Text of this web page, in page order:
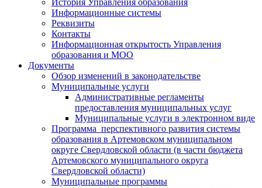
История Управления образования
Информационные системы
Реквизиты
Контакты
Информационная открытость Управления
образования и МОО
Документы
Обзор изменений в законодательстве
Муниципальные услуги
Административные регламенты
предоставления муниципальных услуг
Муниципальные услуги в электронном виде
Программа перспективного развития системы
образования в Артемовском муниципальном
округе Свердловской области (в части бюджета
Артемовского муниципального округа
Свердловской области)
Муниципальные программы